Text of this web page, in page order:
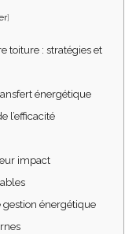
]
toiture : stratégies et
énergétique
l’efficacité
impact
gestion énergétique